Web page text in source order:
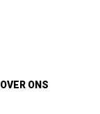
OVER ONS